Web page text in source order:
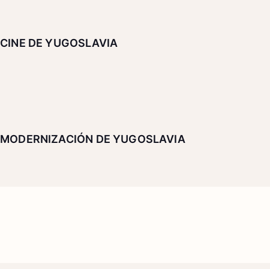
CINE DE YUGOSLAVIA
MODERNIZACIÓN DE YUGOSLAVIA